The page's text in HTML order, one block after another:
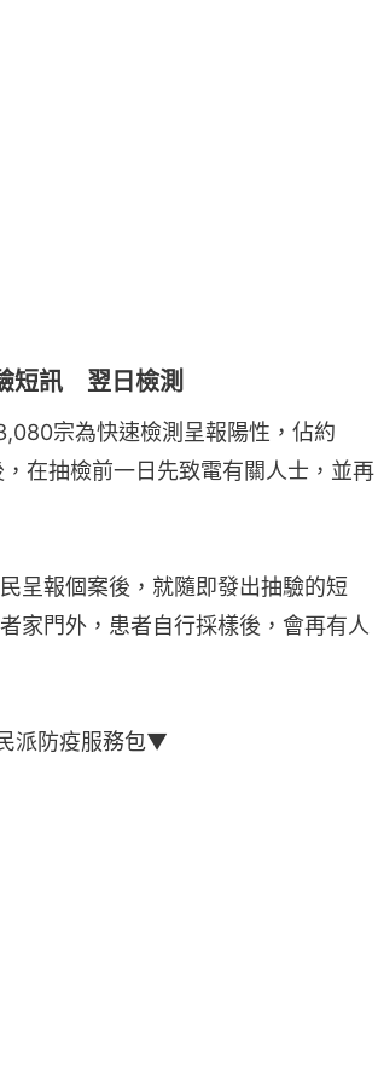
短訊 翌日檢測
宗為快速檢測呈報陽性，佔約
在抽檢前一日先致電有關人士，並再
呈報個案後，就隨即發出抽驗的短
家門外，患者自行採樣後，會再有人
派防疫服務包▼